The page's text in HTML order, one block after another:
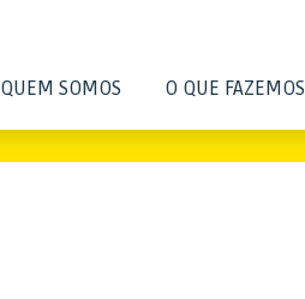
QUEM SOMOS O QUE FAZEMOS